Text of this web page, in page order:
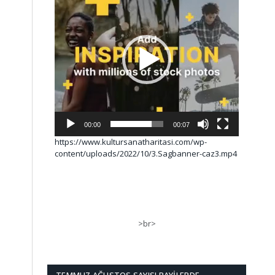
00:00 00:07
https://www.kultursanatharitasi.com/wp-
content/uploads/2022/10/3.Sagbanner-caz3.mp4
>br>